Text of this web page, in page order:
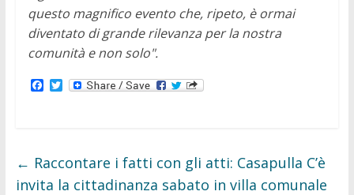
questo magnifico evento che, ripeto, è ormai
diventato di grande rilevanza per la nostra
comunità e non solo".
F
o
k
T
r
← Raccontare i fatti con gli atti: Casapulla C’è
invita la cittadinanza sabato in villa comunale